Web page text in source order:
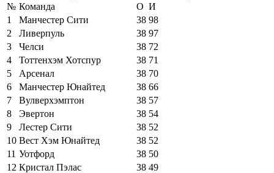
№ Команда О И
1
Манчестер Сити 38 98
2
Ливерпуль 38 97
3
Челси 38 72
4
Тоттенхэм Хотспур 38 71
5
Арсенал 38 70
6
Манчестер Юнайтед 38 66
7
Вулверхэмптон 38 57
8
Эвертон 38 54
9
Лестер Сити 38 52
10 Вест Хэм Юнайтед 38 52
11 Уотфорд 38 50
12 Кристал Пэлас 38 49